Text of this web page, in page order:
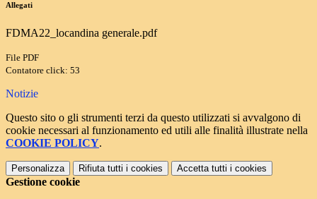
Allegati
FDMA22_locandina generale.pdf
File PDF
Contatore click: 53
Notizie
Questo sito o gli strumenti terzi da questo utilizzati si avvalgono di
cookie necessari al funzionamento ed utili alle finalità illustrate nella
COOKIE POLICY.
Personalizza Rifiuta tutti i cookies Accetta tutti i cookies
Gestione cookie